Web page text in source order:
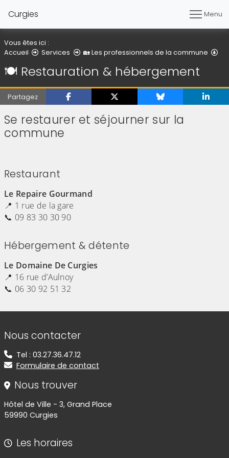
Curgies Menu
Vous êtes ici :
Accueil
Services 🏡 Les professionnels de la commune
🍽️ Restauration & hébergement
Partagez
Se restaurer et séjourner sur la
commune
Restaurant
Le Repaire Gourmand
📍 1 rue de la gare
📞 09 83 30 30 90
Hébergement & détente
Le Domaine De Curgies
📍 16 rue d’Aulnoy
📞 06 30 92 51 32
Informations de contact
Nous contacter
Tel : 03.27.36.47.12
Formulaire de contact
Nous trouver
Hôtel de Ville - 3, Grand Place
59990 Curgies
Les horaires